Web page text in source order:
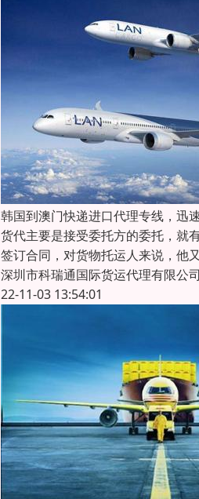
韩国到澳门快递进口代理专线，迅
货代主要是接受委托方的委托，就
签订合同，对货物托运人来说，他
深圳市科瑞通国际货运代理有限公司
22-11-03 13:54:01